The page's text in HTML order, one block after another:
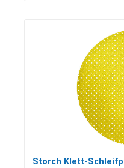
Storch Klett-